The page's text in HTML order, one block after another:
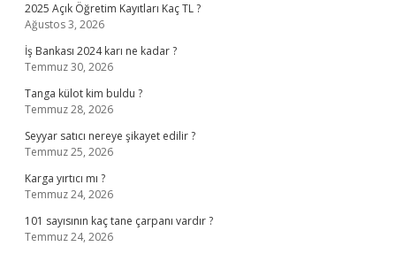
2025 Açık Öğretim Kayıtları Kaç TL ?
Ağustos 3, 2026
İş Bankası 2024 karı ne kadar ?
Temmuz 30, 2026
Tanga külot kim buldu ?
Temmuz 28, 2026
Seyyar satıcı nereye şikayet edilir ?
Temmuz 25, 2026
Karga yırtıcı mı ?
Temmuz 24, 2026
101 sayısının kaç tane çarpanı vardır ?
Temmuz 24, 2026